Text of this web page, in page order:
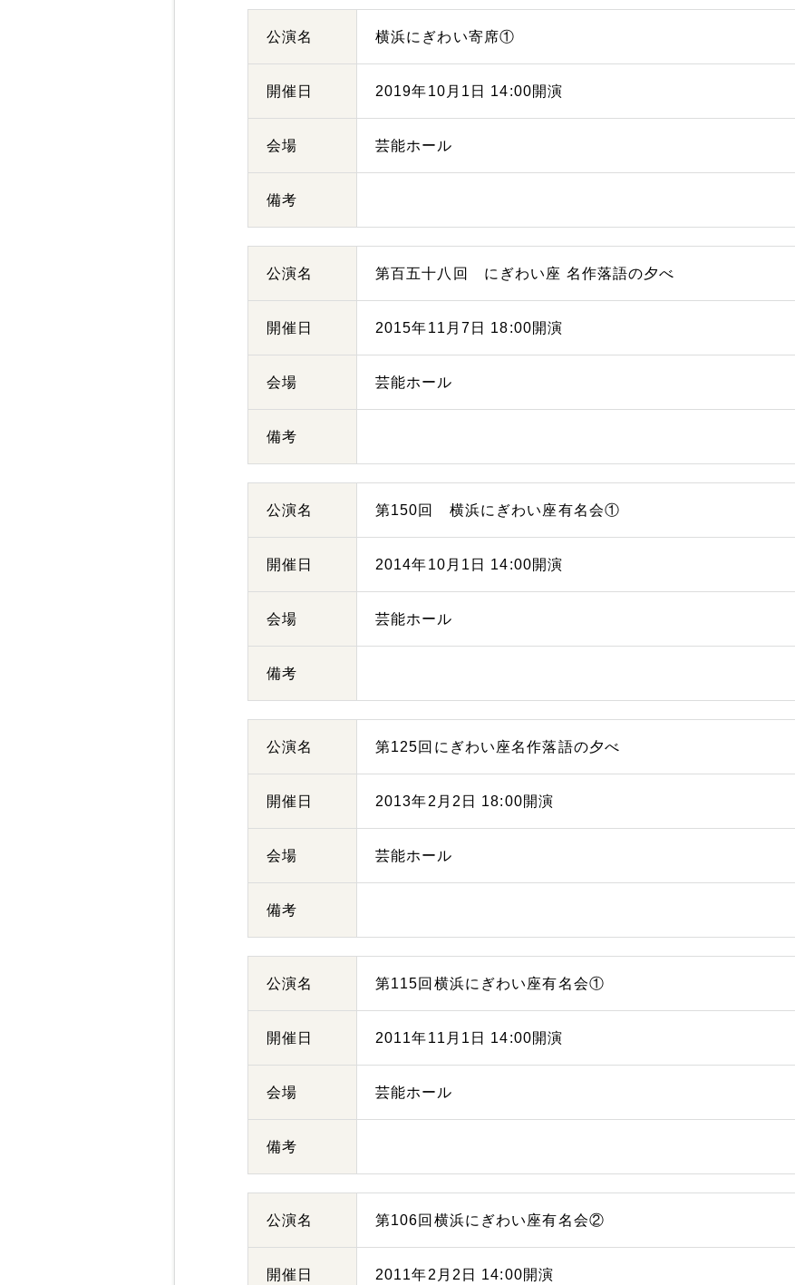
公演名 横浜にぎわい寄席①
開催日 2019年10月1日 14:00開演
会場 芸能ホール
備考
公演名 第百五十八回 にぎわい座 名作落語の夕べ
開催日 2015年11月7日 18:00開演
会場 芸能ホール
備考
公演名 第150回 横浜にぎわい座有名会①
開催日 2014年10月1日 14:00開演
会場 芸能ホール
備考
公演名 第125回にぎわい座名作落語の夕べ
開催日 2013年2月2日 18:00開演
会場 芸能ホール
備考
公演名 第115回横浜にぎわい座有名会①
開催日 2011年11月1日 14:00開演
会場 芸能ホール
備考
公演名 第106回横浜にぎわい座有名会②
開催日 2011年2月2日 14:00開演